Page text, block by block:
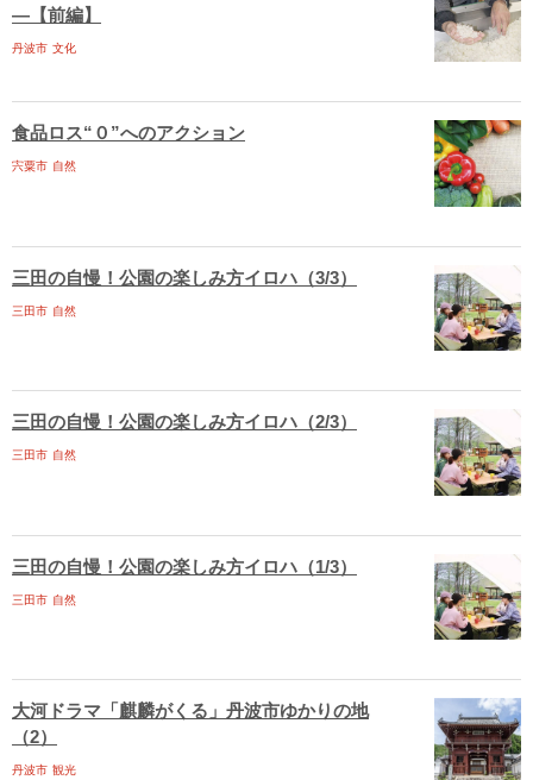
―【前編】
丹波市 文化
食品ロス“０”へのアクション
宍粟市 自然
三田の自慢！公園の楽しみ方イロハ（3/3）
三田市 自然
三田の自慢！公園の楽しみ方イロハ（2/3）
三田市 自然
三田の自慢！公園の楽しみ方イロハ（1/3）
三田市 自然
大河ドラマ「麒麟がくる」丹波市ゆかりの地
（2）
丹波市 観光